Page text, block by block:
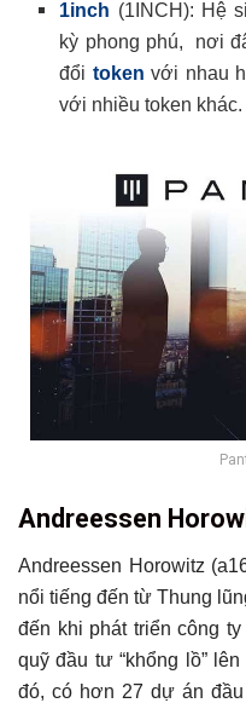
1inch (1INCH): Hệ
kỳ phong phú, nơi
đổi token với nhau
với nhiều token khác.
Andreessen
Andreessen Horowitz
nổi tiếng đến từ Thung
đến khi phát triển công
quỹ đầu tư “khổng lồ”
đó, có hơn 27 dự án